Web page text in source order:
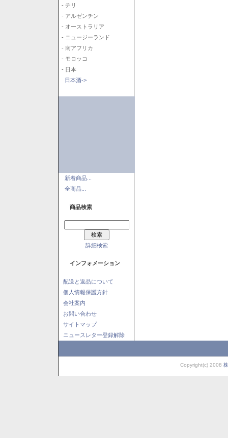
- チリ
- アルゼンチン
- オーストラリア
- ニュージーランド
- 南アフリカ
- モロッコ
- 日本
日本酒->
新着商品...
全商品...
商品検索
詳細検索
インフォメーション
配送と返品について
個人情報保護方針
会社案内
お問い合わせ
サイトマップ
ニュースレター登録解除
Copyright(c) 2008